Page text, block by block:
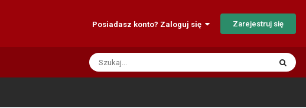
Posiadasz konto? Zaloguj się Zarejestruj się